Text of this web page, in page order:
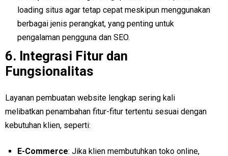
loading situs agar tetap cepat meskipun menggunakan
berbagai jenis perangkat, yang penting untuk
pengalaman pengguna dan SEO.
6. Integrasi Fitur dan
Fungsionalitas
Layanan pembuatan website lengkap sering kali
melibatkan penambahan fitur-fitur tertentu sesuai dengan
kebutuhan klien, seperti:
E-Commerce: Jika klien membutuhkan toko online,